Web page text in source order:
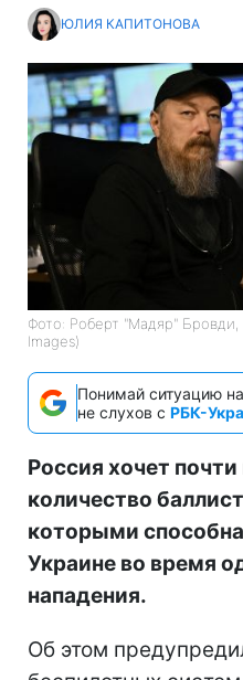
ЮЛИЯ КАПИТОНОВА
Фото: Роберт "Мадяр"
Images)
Понимай ситуацию
не слухов с РБК-
Россия хочет
количество
которыми
Украине во время
нападения.
Об этом